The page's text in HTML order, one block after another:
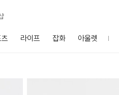
라이프 잡화 아울렛